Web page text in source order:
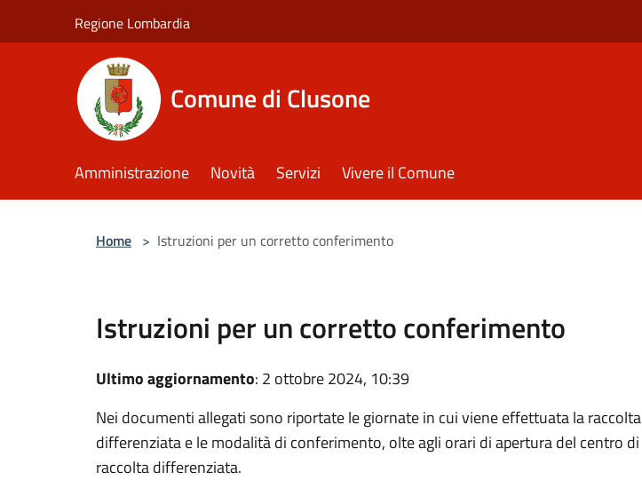
Regione Lombardia
Comune di Clusone
Amministrazione Novità Servizi Vivere il Comune
Home > Istruzioni per un corretto conferimento
Istruzioni per un corretto conferimento
Ultimo aggiornamento: 2 ottobre 2024, 10:39
Nei documenti allegati sono riportate le giornate in cui viene effettuata la raccolta
differenziata e le modalità di conferimento, olte agli orari di apertura del centro di
raccolta differenziata.